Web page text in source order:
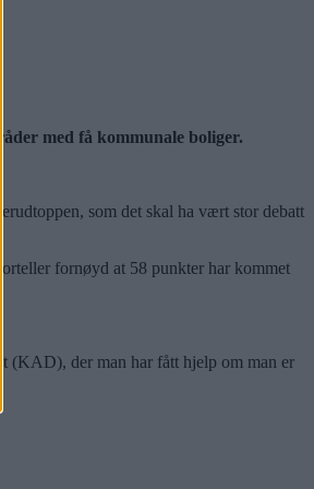
med få kommunale boliger.
som det skal ha vært stor debatt
fornøyd at 58 punkter har kommet
(KAD), der man har fått hjelp om man er